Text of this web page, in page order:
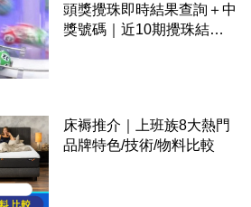
頭獎攪珠即時結果查詢＋中
獎號碼｜近10期攪珠結果
床褥推介｜上班族8大熱門
品牌特色/技術/物料比較